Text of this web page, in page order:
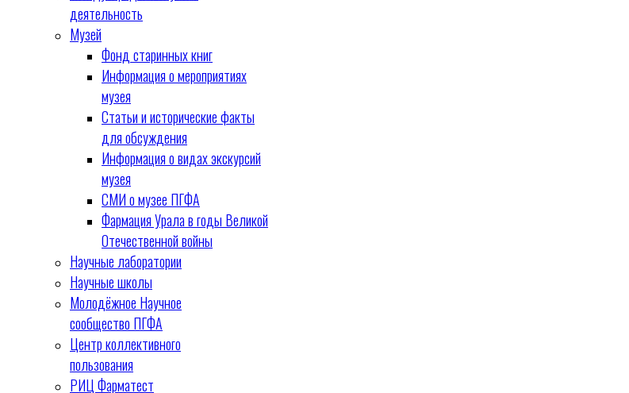
деятельность
Музей
Фонд старинных книг
Информация о мероприятиях
музея
Статьи и исторические факты
для обсуждения
Информация о видах экскурсий
музея
СМИ о музее ПГФА
Фармация Урала в годы Великой
Отечественной войны
Научные лаборатории
Научные школы
Молодёжное Научное
сообщество ПГФА
Центр коллективного
пользования
РИЦ Фарматест